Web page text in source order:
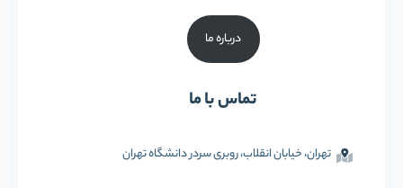
درباره ما
تماس با ما
تهران، خیابان انقلاب، روبری سردر دانشگاه تهران